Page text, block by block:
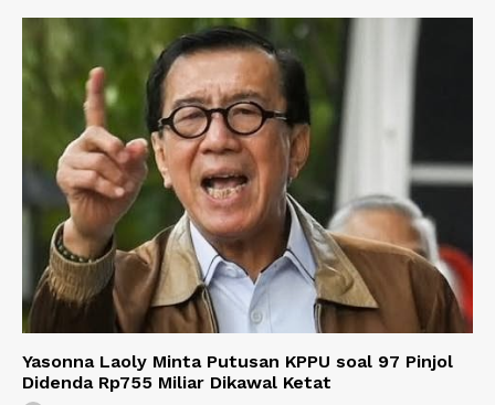
Yasonna Laoly Minta Putusan KPPU soal 97 Pinjol
Didenda Rp755 Miliar Dikawal Ketat